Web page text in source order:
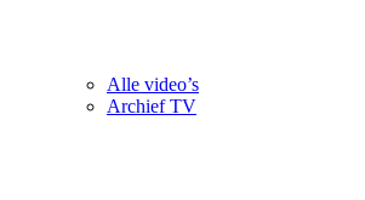
Alle video’s
Archief TV